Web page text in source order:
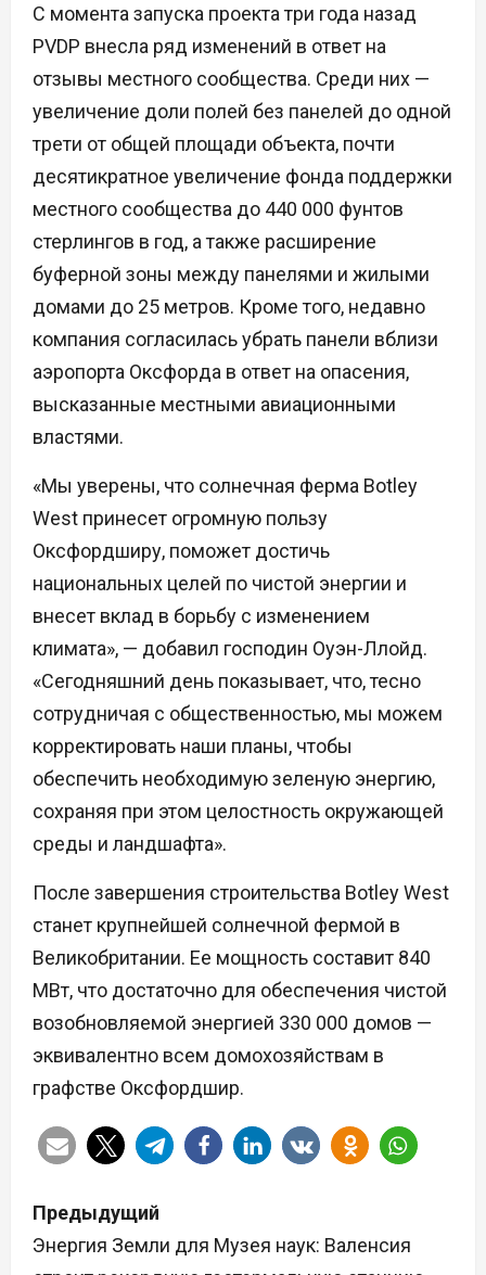
С момента запуска проекта три года назад
PVDP внесла ряд изменений в ответ на
отзывы местного сообщества. Среди них —
увеличение доли полей без панелей до одной
трети от общей площади объекта, почти
десятикратное увеличение фонда поддержки
местного сообщества до 440 000 фунтов
стерлингов в год, а также расширение
буферной зоны между панелями и жилыми
домами до 25 метров. Кроме того, недавно
компания согласилась убрать панели вблизи
аэропорта Оксфорда в ответ на опасения,
высказанные местными авиационными
властями.
«Мы уверены, что солнечная ферма Botley
West принесет огромную пользу
Оксфордширу, поможет достичь
национальных целей по чистой энергии и
внесет вклад в борьбу с изменением
климата», — добавил господин Оуэн-Ллойд.
«Сегодняшний день показывает, что, тесно
сотрудничая с общественностью, мы можем
корректировать наши планы, чтобы
обеспечить необходимую зеленую энергию,
сохраняя при этом целостность окружающей
среды и ландшафта».
После завершения строительства Botley West
станет крупнейшей солнечной фермой в
Великобритании. Ее мощность составит 840
МВт, что достаточно для обеспечения чистой
возобновляемой энергией 330 000 домов —
эквивалентно всем домохозяйствам в
графстве Оксфордшир.
Н
а
Предыдущий
Энергия Земли для Музея наук: Валенсия